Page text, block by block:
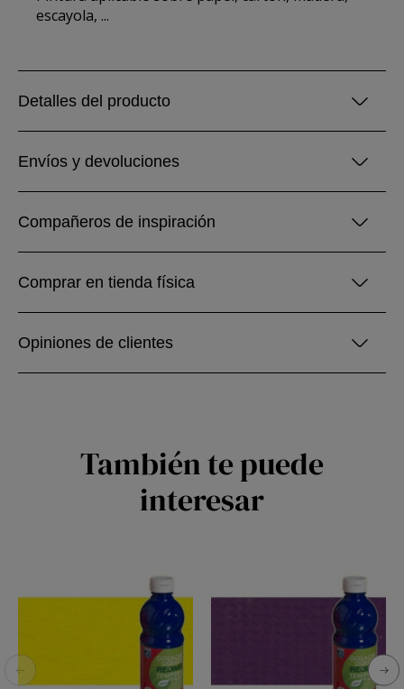
escayola, ...
Detalles del producto
Envíos y devoluciones
Compañeros de inspiración
Comprar en tienda física
Opiniones de clientes
También te puede
interesar